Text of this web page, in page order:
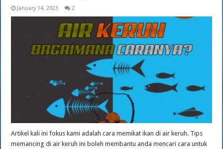
January 14, 2023 2
Artikel kali ini fokus kami adalah cara memikat ikan di air keruh. Tips
memancing di air keruh ini boleh membantu anda mencari cara untuk